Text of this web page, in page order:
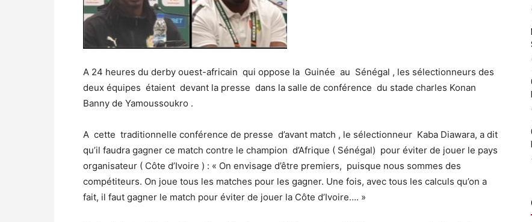
A 24 heures du derby ouest-africain qui oppose la Guinée au Sénégal , les sélectionneurs des
deux équipes étaient devant la presse dans la salle de conférence du stade charles Konan
Banny de Yamoussoukro .
A cette traditionnelle conférence de presse d’avant match , le sélectionneur Kaba Diawara, a dit
qu’il faudra gagner ce match contre le champion d’Afrique ( Sénégal) pour éviter de jouer le pays
organisateur ( Côte d’Ivoire ) : « On envisage d’être premiers, puisque nous sommes des
compétiteurs. On joue tous les matches pour les gagner. Une fois, avec tous les calculs qu’on a
fait, il faut gagner le match pour éviter de jouer la Côte d’Ivoire…. »